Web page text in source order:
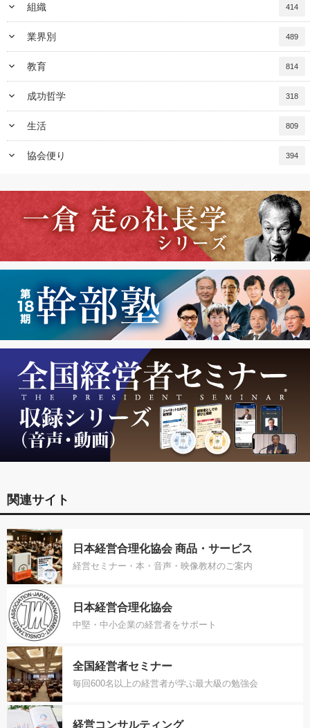
keyboard_arrow_down 組織 414
keyboard_arrow_down 業界別 489
keyboard_arrow_down 教育 814
keyboard_arrow_down 成功哲学 318
keyboard_arrow_down 生活 809
keyboard_arrow_down 協会便り 394
関連サイト
日本経営合理化協会 商品・サービス
経営セミナー・本・音声・映像教材のご案内
日本経営合理化協会
中堅・中小企業の経営者をサポート
全国経営者セミナー
毎回600名以上の経営者が学ぶ最大級の勉強会
経営コンサルティング